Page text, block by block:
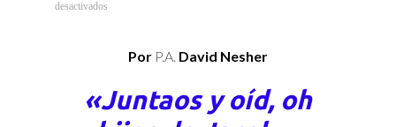
desactivados
Poder
el
Shemá)
PorP.A. David Nesher
«Juntaos y oíd, oh